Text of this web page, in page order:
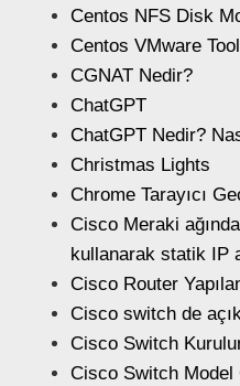
Centos NFS Disk
Centos VMware
CGNAT Nedir?
ChatGPT
ChatGPT Nedir?
Christmas Lights
Chrome Tarayıcı
Cisco Meraki
kullanarak statik IP
Cisco Router
Cisco switch de
Cisco Switch
Cisco Switch Model